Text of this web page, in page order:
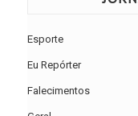
Esporte
Eu Repórter
Falecimentos